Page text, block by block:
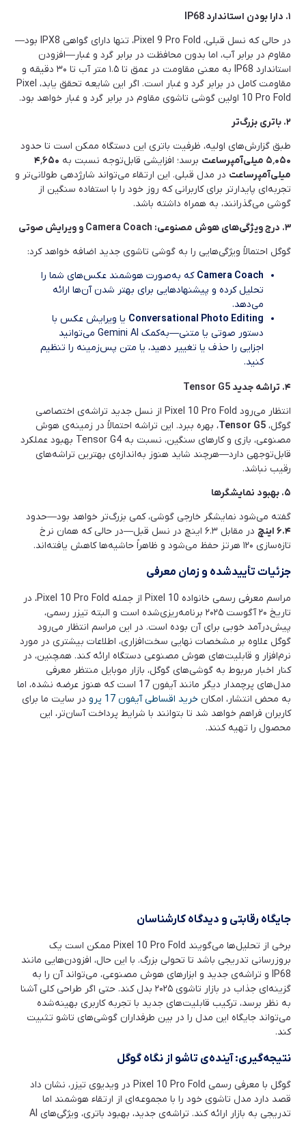
۱. دارا بودن استاندارد IP68
در حالی که نسل قبلی، Pixel 9 Pro Fold، تنها دارای گواهی IPX8 بود—
مقاوم در برابر آب، اما بدون محافظت در برابر گرد و غبار—افزودن
استاندارد IP68 به معنی مقاومت در عمق تا ۱.۵ متر آب تا ۳۰ دقیقه و
مقاومت کامل در برابر گرد و غبار است. اگر این شایعه تحقق یابد، Pixel
10 Pro Fold اولین گوشی تاشوی مقاوم در برابر گرد و غبار خواهد بود.
۲. باتری بزرگ‌تر
طبق گزارش‌های اولیه، ظرفیت باتری این دستگاه ممکن است تا حدود
۵٬۰۵۰ میلی‌آمپر‌ساعت برسد؛ افزایشی قابل‌توجه نسبت به ۴٬۶۵۰
میلی‌آمپر‌ساعت در مدل قبلی. این ارتقاء می‌تواند شارژدهی طولانی‌تر و
تجربه‌ای پایدارتر برای کاربرانی که روز خود را با استفاده سنگین از
گوشی می‌گذرانند، به همراه داشته باشد.
۳. درج ویژگی‌های هوش مصنوعی: Camera Coach
و ویرایش صوتی
گوگل احتمالاً ویژگی‌هایی را به گوشی تاشوی جدید اضافه خواهد کرد:
Camera Coach که به‌صورت هوشمند عکس‌های شما را
تحلیل کرده و پیشنهادهایی برای بهتر شدن آن‌ها ارائه
می‌دهد.
Conversational Photo Editing یا ویرایش عکس با
دستور صوتی یا متنی—به‌کمک Gemini AI می‌توانید
اجزایی را حذف یا تغییر دهید، یا متن پس‌زمینه را تنظیم
کنید.
۴. تراشه جدید Tensor G5
انتظار می‌رود Pixel 10 Pro Fold از نسل جدید تراشه‌ی اختصاصی
گوگل، Tensor G5، بهره ببرد. این تراشه احتمالاً در زمینه‌ی هوش
مصنوعی، بازی و کارهای سنگین، نسبت به Tensor G4 بهبود عملکرد
قابل‌توجهی دارد—هرچند شاید هنوز به‌اندازه‌ی بهترین تراشه‌های
رقیب نباشد.
۵. بهبود نمایشگرها
گفته می‌شود نمایشگر خارجی گوشی، کمی بزرگ‌تر خواهد بود—حدود
۶.۴ اینچ
در مقابل ۶.۳ اینچ در نسل قبل—در حالی که همان نرخ
تازه‌سازی ۱۲۰ هرتز حفظ می‌شود و ظاهراً حاشیه‌ها کاهش یافته‌اند.
جزئیات تأییدشده و زمان معرفی
مراسم معرفی رسمی خانواده Pixel 10 از جمله Pixel 10 Pro Fold، در
تاریخ ۲۰ آگوست ۲۰۲۵ برنامه‌ریزی‌شده است و البته تیزر رسمی،
پیش‌درآمد خوبی برای آن بوده است. در این مراسم انتظار می‌رود
گوگل علاوه بر مشخصات نهایی سخت‌افزاری، اطلاعات بیشتری در مورد
نرم‌افزار و قابلیت‌های هوش مصنوعی دستگاه ارائه کند. همچنین، در
کنار اخبار مربوط به گوشی‌های گوگل، بازار موبایل منتظر معرفی
مدل‌های پرچمدار دیگر مانند آیفون 17 است که هنوز عرضه نشده، اما
به محض انتشار، امکان خرید اقساطی آیفون 17 پرو
در سایت ما برای
کاربران فراهم خواهد شد تا بتوانند با شرایط پرداخت آسان‌تر، این
محصول را تهیه کنند.
جایگاه رقابتی و دیدگاه کارشناسان
برخی از تحلیل‌ها می‌گویند Pixel 10 Pro Fold ممکن است یک
بروزرسانی تدریجی باشد تا تحولی بزرگ. با این حال، افزودن‌هایی مانند
IP68 و تراشه‌ی جدید و ابزارهای هوش مصنوعی، می‌تواند آن را به
گزینه‌ای جذاب در بازار تاشوی ۲۰۲۵ بدل کند. حتی اگر طراحی کلی آشنا
به نظر برسد، ترکیب قابلیت‌های جدید با تجربه کاربری بهینه‌شده
می‌تواند جایگاه این مدل را در بین طرفداران گوشی‌های تاشو تثبیت
کند.
نتیجه‌گیری: آینده‌ی تاشو از نگاه گوگل
گوگل با معرفی رسمی Pixel 10 Pro Fold در ویدیوی تیزر، نشان داد
قصد دارد مدل تاشوی خود را با مجموعه‌ای از ارتقاء هوشمند اما
تدریجی به بازار ارائه کند. تراشه‌ی جدید، بهبود باتری، ویژگی‌های AI